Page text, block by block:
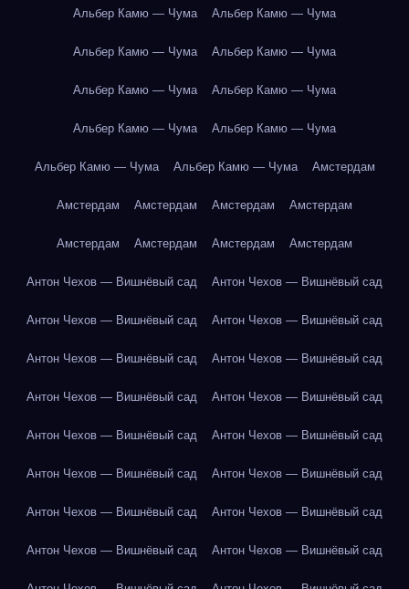
Альбер Камю — Чума Альбер Камю — Чума
Альбер Камю — Чума Альбер Камю — Чума
Альбер Камю — Чума Альбер Камю — Чума
Альбер Камю — Чума Альбер Камю — Чума
Альбер Камю — Чума Альбер Камю — Чума Амстердам
Амстердам Амстердам Амстердам Амстердам
Амстердам Амстердам Амстердам Амстердам
Антон Чехов — Вишнёвый сад Антон Чехов — Вишнёвый сад
Антон Чехов — Вишнёвый сад Антон Чехов — Вишнёвый сад
Антон Чехов — Вишнёвый сад Антон Чехов — Вишнёвый сад
Антон Чехов — Вишнёвый сад Антон Чехов — Вишнёвый сад
Антон Чехов — Вишнёвый сад Антон Чехов — Вишнёвый сад
Антон Чехов — Вишнёвый сад Антон Чехов — Вишнёвый сад
Антон Чехов — Вишнёвый сад Антон Чехов — Вишнёвый сад
Антон Чехов — Вишнёвый сад Антон Чехов — Вишнёвый сад